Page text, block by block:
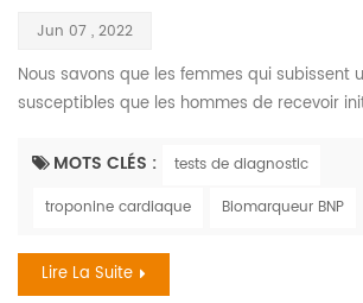
Jun 07 , 2022
Nous savons que les femmes qui subissent
susceptibles que les hommes de recevoir
qu'elles ne présentent pas toujours ce que
aussi souvent que les hommes. Selon
mondiale des accidents vasculaires
Incidence et pr...
MOTS CLÉS :
tests de diagnostic
troponine cardiaque
Biomarqueur BNP
Lire La Suite